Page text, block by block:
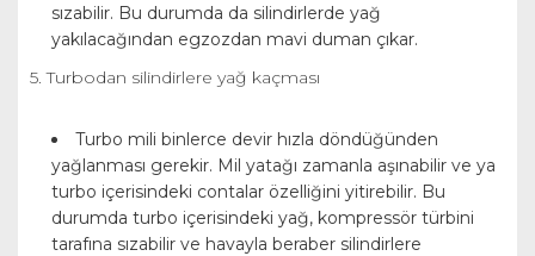
sızabilir. Bu durumda da silindirlerde yağ
yakılacağından egzozdan mavi duman çıkar.
5. Turbodan silindirlere yağ kaçması
Turbo mili binlerce devir hızla döndüğünden
yağlanması gerekir. Mil yatağı zamanla aşınabilir ve ya
turbo içerisindeki contalar özelliğini yitirebilir. Bu
durumda turbo içerisindeki yağ, kompressör türbini
tarafına sızabilir ve havayla beraber silindirlere